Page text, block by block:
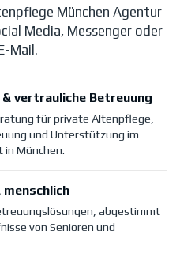
München Agentur
Media, Messenger oder
Mail.
& vertrauliche Betreuung
für private Altenpflege,
und Unterstützung im
München.
menschlich
abgestimmt
von Senioren und